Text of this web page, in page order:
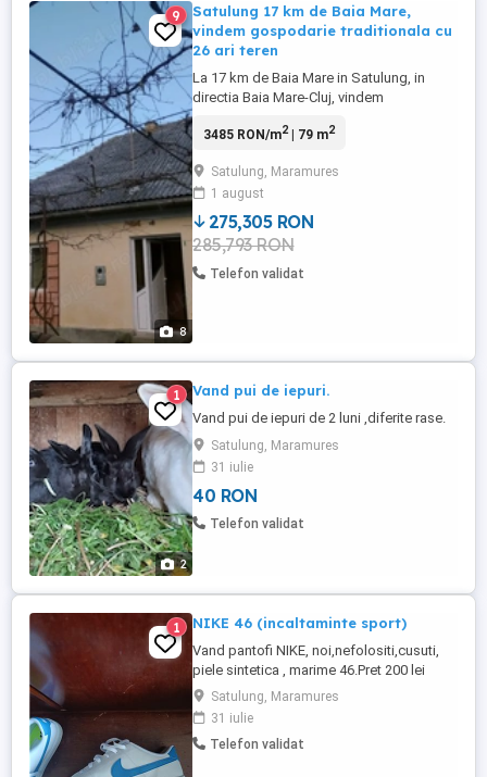
8
9
Satulung 17 km de Baia Mare,
vindem gospodarie traditionala cu
26 ari teren
La 17 km de Baia Mare in Satulung, in
directia Baia Mare-Cluj, vindem
solida, din anii 70, construita din vaiog ,
are hol, bucatarie mare , 3 camere , loc
pregatit pentru amenajare baie 2. Casuta
de vara, compusa ...
3485 RON/m2| 79 m2
Satulung, Maramures
1 august
275,305 RON
285,793 RON
Telefon validat
2
1 Vand pui de iepuri.
Vand pui de iepuri de 2 luni ,diferite rase.
Satulung, Maramures
31 iulie
40 RON
Telefon validat
1 NIKE 46 (incaltaminte sport)
Vand pantofi NIKE, noi,nefolositi,cusuti,
piele sintetica , marime 46.Pret 200 lei
+curier.
Satulung, Maramures
31 iulie
Telefon validat